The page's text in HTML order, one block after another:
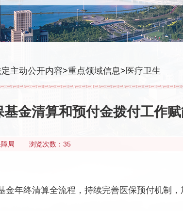
主动公开内容>重点领域信息> 医疗卫生
金清算和预付金拨付工作
局 浏览次数：35
年终清算全流程，持续完善医保预付机制